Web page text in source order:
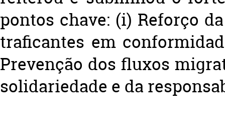
pontos chave: (i) Reforço
traficantes em
Prevenção dos fluxos
solidariedade e da